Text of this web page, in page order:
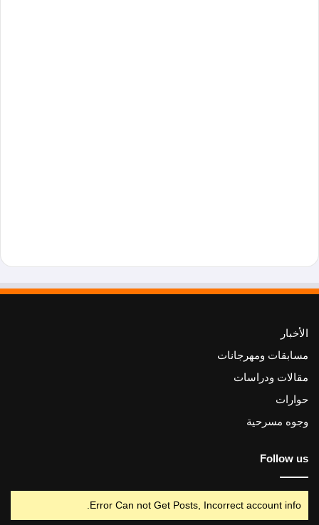
الأخبار
مسابقات ومهرجانات
مقالات ودراسات
حوارات
وجوه مسرحية
Follow us
Error Can not Get Posts, Incorrect account info.